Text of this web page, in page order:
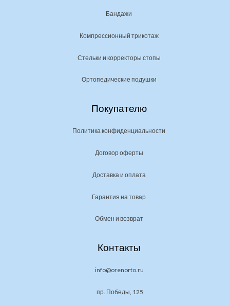
Бандажи
Компрессионный трикотаж
Стельки и корректоры стопы
Ортопедические подушки
Покупателю
Политика конфиденциальности
Договор оферты
Доставка и оплата
Гарантия на товар
Обмен и возврат
Контакты
info@orenorto.ru
пр. Победы, 125